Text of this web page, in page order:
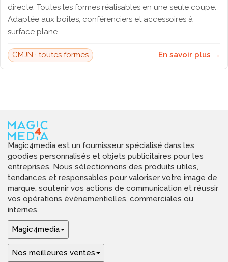
directe. Toutes les formes réalisables en une seule coupe.
Adaptée aux boîtes, conférenciers et accessoires à
surface plane.
CMJN · toutes formes En savoir plus →
Magic4media est un fournisseur spécialisé dans les
goodies personnalisés et objets publicitaires pour les
entreprises. Nous sélectionnons des produits utiles,
tendances et responsables pour valoriser votre image de
marque, soutenir vos actions de communication et réussir
vos opérations événementielles, commerciales ou
internes.
Magic4media
Nos meilleures ventes